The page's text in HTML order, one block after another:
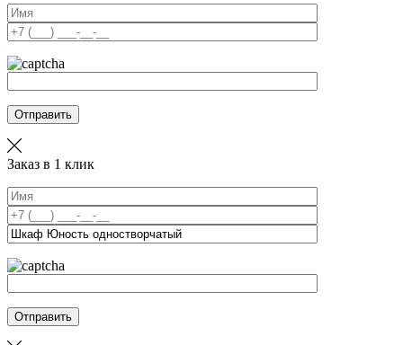
Отправить
Заказ в 1 клик
Отправить